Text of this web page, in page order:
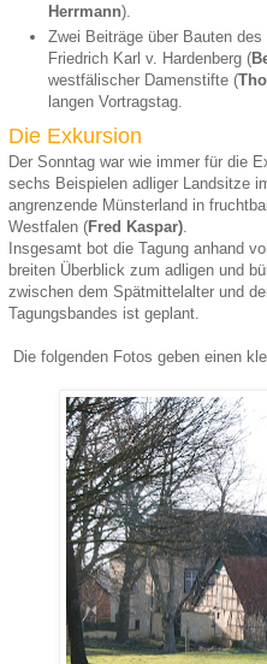
Herrmann).
Zwei Beiträge über Bauten
Friedrich Karl v. Hardenberg (
westfälischer Damenstifte (
langen Vortragstag.
Die Exkursion
Der Sonntag war wie immer für die
sechs Beispielen adliger Landsitze
angrenzende Münsterland in
Westfalen (Fred Kaspar)
Insgesamt bot die Tagung anhand
breiten Überblick zum adligen und
zwischen dem Spätmittelalter und
Tagungsbandes ist geplant.
Die folgenden Fotos geben einen